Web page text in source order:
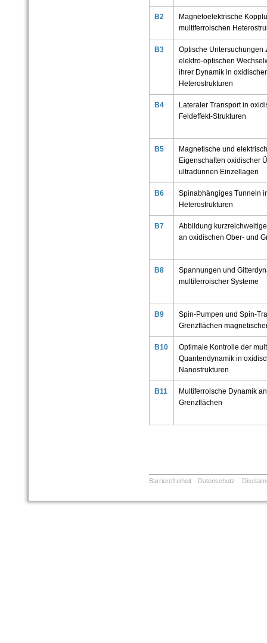
B2
Magnetoelektrische
multiferroischen
B3
Optische Untersuchungen
elektro-optischen
ihrer Dynamik in
Heterostrukturen
B4
Lateraler Transport in
Feldeffekt-Strukturen
B5
Magnetische und
Eigenschaften oxidischer
ultradünnen Einzellagen
B6
Spinabhängiges Tunneln
Heterostrukturen
B7
Abbildung
an oxidischen Ober- und
B8
Spannungen und
multiferroischer Systeme
B9
Spin-Pumpen und Spin-
Grenzflächen
B10
Optimale Kontrolle der
Quantendynamik in
Nanostrukturen
B11
Multiferroische Dynamik
Grenzflächen
Barrierefreiheit Datenschutz